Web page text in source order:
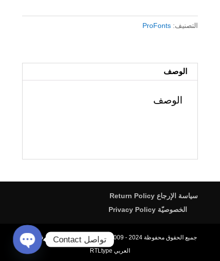
|
RTL-
التصنيف: ProFonts
الوصف
الوصف
سياسة الإرجاع Return Policy
الخصوصيّة Privacy Policy
جميع الحقوق محفوظة All rights reserved. 2009 - 2024، محترف الخط
العربي RTLtype
تواصل Contact